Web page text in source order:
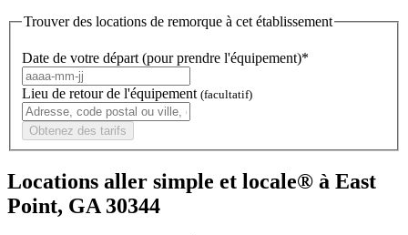
Trouver des locations de remorque à cet établissement
Date de votre départ (pour prendre l'équipement)*
Lieu de retour de l'équipement (facultatif)
Obtenez des tarifs
Locations aller simple et locale® à East
Point, GA 30344